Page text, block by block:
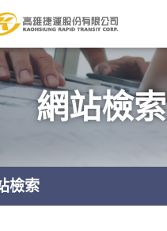
網站檢索
檢索